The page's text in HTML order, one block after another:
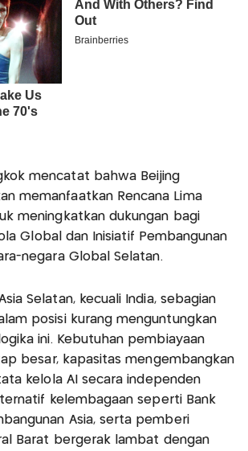
mencatat bahwa Beijing
memanfaatkan Rencana Lima
meningkatkan dukungan bagi
Global dan Inisiatif Pembangunan
negara Global Selatan.
Selatan, kecuali India, sebagian
posisi kurang menguntungkan
ini. Kebutuhan pembiayaan
besar, kapasitas mengembangkan
kelola AI secara independen
kelembagaan seperti Bank
Asia, serta pemberi
Barat bergerak lambat dengan